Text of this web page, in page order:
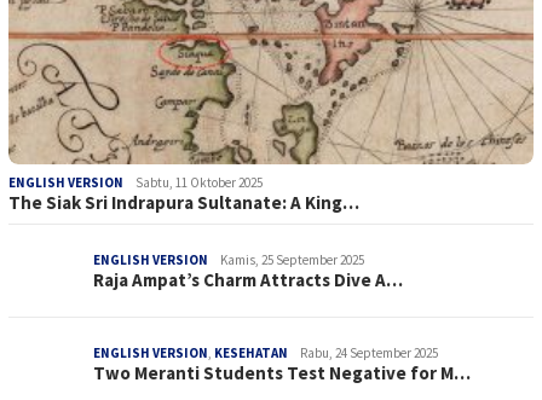
ENGLISH VERSION Sabtu, 11 Oktober 2025
The Siak Sri Indrapura Sultanate: A King…
ENGLISH VERSION Kamis, 25 September 2025
Raja Ampat’s Charm Attracts Dive A…
ENGLISH VERSION, KESEHATAN Rabu, 24 September 2025
Two Meranti Students Test Negative for M…